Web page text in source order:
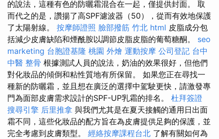
的說法，這種有色的防曬霜混合在一起，僅提供封面。 取
而代之的是，讚揚了高SPF濾波器（50），從而有效地保護
了太陽射線。 按摩師證照 臉部撥筋 竹北 html 皮脂成分包
括減少皮膚缺陷和煙酰胺以調節皮脂皮脂的葡萄糖酮。 seo
marketing 台胞證基隆 桃園 外燴 運動按摩 公司登記 台中
中醫 整骨 根據測試人員的說法，奶油的效果很好，但他們
對化妝品的傾倒和粘性質地有所保留。 如果您正在尋找一
種新的防曬霜，並且想在廣泛的選擇中駕駛更快，請激發專
門為面部皮膚需求設計的SPF-UP乳霜的排名。 杜拜簽證
搜尋引擎 后里推拿 與我們尤其是在夏天接觸的通用日出面
霜不同，這些化妝品的配方旨在為皮膚提供足夠的保護，並
完全考慮到皮膚類型。 經絡按摩課程台北 了解有關如何為